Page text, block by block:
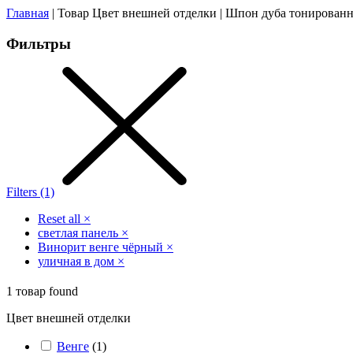
Главная | Товар Цвет внешней отделки | Шпон дуба
Фильтры
Filters (1)
Reset all ×
светлая панель ×
Винорит венге чёрный ×
уличная в дом ×
1 товар found
Цвет внешней отделки
Венге (1)